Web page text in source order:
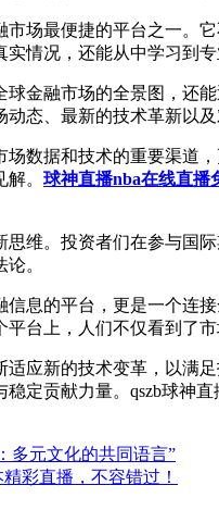
场最便捷的平台之一。
情况，还能从中学习到
金融市场的全景图，还
态、最新的技术革新以
数据和技术的重要渠道
。 球神直播nba在线直播
思维。投资者们在参与
。
信息的平台，更是一个连
台上，人们不仅看到了
应新的技术变革，以满
定贡献力量。qszb球神
多元文化的共同语言”
彩直播，不容错过！